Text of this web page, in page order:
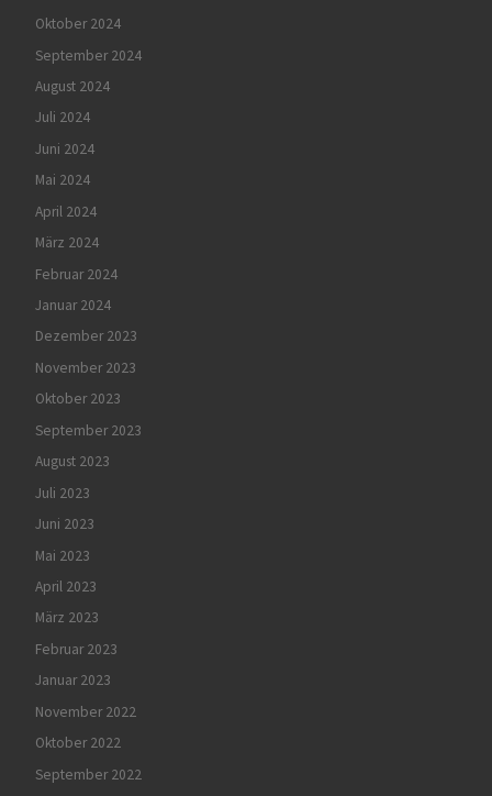
Oktober 2024
September 2024
August 2024
Juli 2024
Juni 2024
Mai 2024
April 2024
März 2024
Februar 2024
Januar 2024
Dezember 2023
November 2023
Oktober 2023
September 2023
August 2023
Juli 2023
Juni 2023
Mai 2023
April 2023
März 2023
Februar 2023
Januar 2023
November 2022
Oktober 2022
September 2022